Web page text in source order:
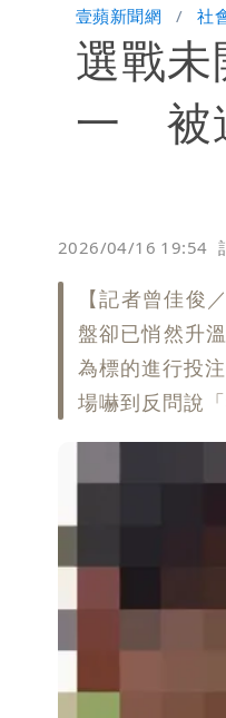
壹蘋新聞網 社
選戰
一 被
2026/04/16 19:54
【記者曾佳俊
盤卻已悄然升
為標的進行投
場嚇到反問說